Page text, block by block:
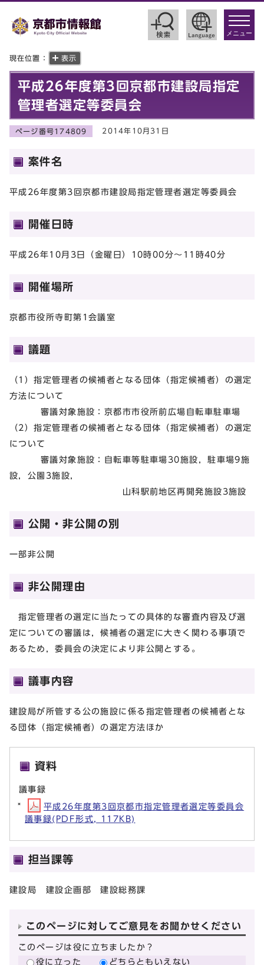
toggle
メニュー
現在位置： 表示
平成26年度第3回京都市建設局指定
管理者選定等委員会
ページ番号174809 2014年10月31日
案件名
平成26年度第3回京都市建設局指定管理者選定等委員会
開催日時
平成26年10月3日（金曜日）10時00分～11時40分
開催場所
京都市役所寺町第1会議室
議題
（1）指定管理者の候補者となる団体（指定候補者）の選定
方法について
審議対象施設：京都市市役所前広場自転車駐車場
（2）指定管理者の候補者となる団体（指定候補者）の選定
について
審議対象施設：自転車等駐車場30施設，駐車場9施
設，公園3施設，
山科駅前地区再開発施設3施設
公開・非公開の別
一部非公開
非公開理由
指定管理者の選定に当たっての具体的な審査内容及び選
定についての審議は，候補者の選定に大きく関わる事項で
あるため，委員会の決定により非公開とする。
議事内容
建設局が所管する公の施設に係る指定管理者の候補者とな
る団体（指定候補者）の選定方法ほか
資料
議事録
平成26年度第3回京都市指定管理者選定等委員会
議事録(PDF形式, 117KB)
担当課等
建設局 建設企画部 建設総務課
このページに対してご意見をお聞かせください
このページは役に立ちましたか？
役に立った
どちらともいえない